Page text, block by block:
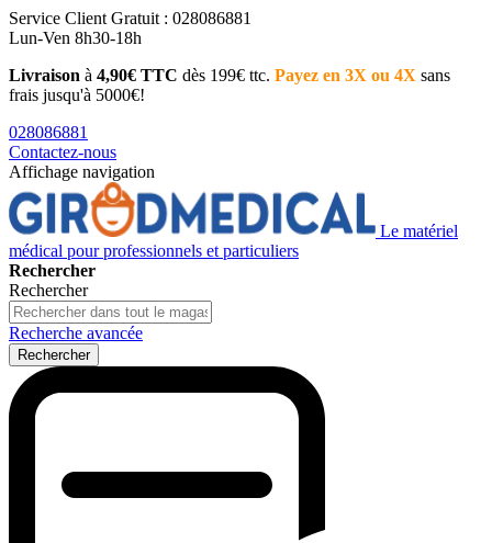
Service Client Gratuit : 028086881
Lun-Ven 8h30-18h
Livraison à 4,90€ TTC dès 199€ ttc. Payez en 3X ou 4X sans
frais jusqu'à 5000€!
028086881
Contactez-nous
Affichage navigation
Le matériel
médical pour professionnels et particuliers
Rechercher
Rechercher
Recherche avancée
Rechercher